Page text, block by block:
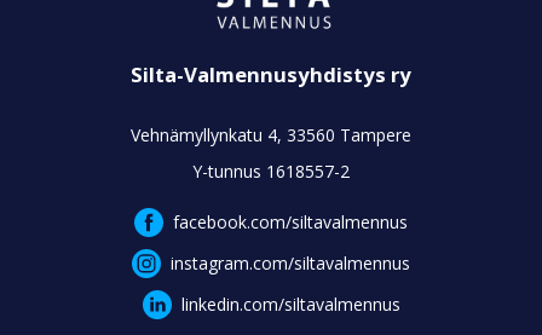
Silta-Valmennusyhdistys ry
Vehnämyllynkatu 4, 33560 Tampere
Y-tunnus 1618557-2
facebook.com/siltavalmennus
instagram.com/siltavalmennus
linkedin.com/siltavalmennus